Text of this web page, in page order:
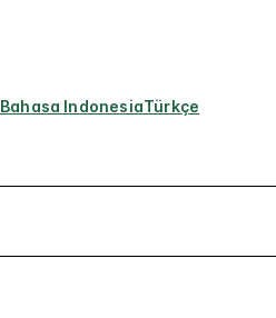
Bahasa IndonesiaTürkçe